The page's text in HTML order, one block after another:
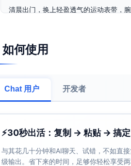
清晨出门，换上轻盈透气的运动表带，
有效在线时长提高，减少因低电暂停
屏幕耐磨性增强，整体外观与触控体
使用频率与数据完整度提高，健康与
如何使用
Chat 用户 开发者
⚡30秒出活：复制 → 粘贴 → 搞定
与其花几十分钟和AI聊天、试错，不如直
级输出。省下来的时间，足够你轻松享受两